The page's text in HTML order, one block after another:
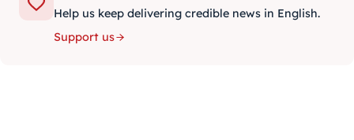
Help us keep delivering credible news in English.
Support us